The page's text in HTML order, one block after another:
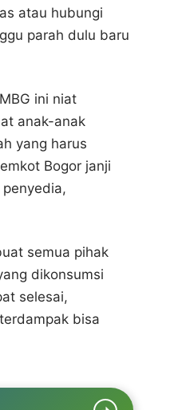
atau hubungi
parah dulu baru
ini niat
anak-anak
yang harus
Bogor janji
semua pihak
dikonsumsi
selesai,
bisa